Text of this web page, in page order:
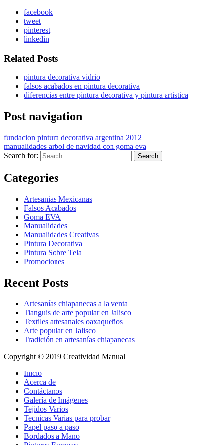
facebook
tweet
pinterest
linkedin
Related Posts
pintura decorativa vidrio
falsos acabados en pintura decorativa
diferencias entre pintura decorativa y pintura artistica
Post navigation
fundacion pintura decorativa argentina 2012
manualidades arbol de navidad con goma eva
Search for:
Categories
Artesanias Mexicanas
Falsos Acabados
Goma EVA
Manualidades
Manualidades Creativas
Pintura Decorativa
Pintura Sobre Tela
Promociones
Recent Posts
Artesanías chiapanecas a la venta
Tianguis de arte popular en Jalisco
Textiles artesanales oaxaqueños
Arte popular en Jalisco
Tradición en artesanías chiapanecas
Copyright © 2019 Creatividad Manual
Inicio
Acerca de
Contáctanos
Galería de Imágenes
Tejidos Varios
Tecnicas Varias para probar
Papel paso a paso
Bordados a Mano